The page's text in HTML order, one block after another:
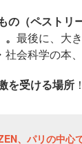
の（ペストリ
。 最後に、大
会科学の本
を受ける場所 ！